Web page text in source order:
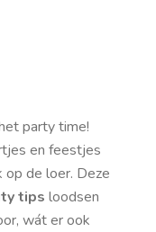
party time!
en feestjes
de loer. Deze
tips loodsen
wát er ook